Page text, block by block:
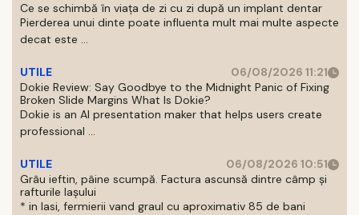
Ce se schimbă în viața de zi cu zi după un implant dentar
Pierderea unui dinte poate influenta mult mai multe aspecte
decat este ...
UTILE
06/08/2026 11:21
Dokie Review: Say Goodbye to the Midnight Panic of Fixing
Broken Slide Margins What Is Dokie?
Dokie is an AI presentation maker that helps users create
professional ...
UTILE
06/08/2026 10:51
Grâu ieftin, pâine scumpă. Factura ascunsă dintre câmp și
rafturile Iașului
* in Iasi, fermierii vand graul cu aproximativ 85 de bani